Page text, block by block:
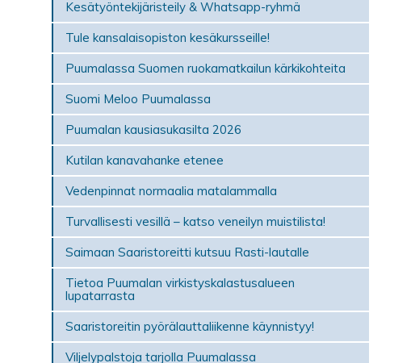
Kesätyöntekijäristeily & Whatsapp-ryhmä
Tule kansalaisopiston kesäkursseille!
Puumalassa Suomen ruokamatkailun kärkikohteita
Suomi Meloo Puumalassa
Puumalan kausiasukasilta 2026
Kutilan kanavahanke etenee
Vedenpinnat normaalia matalammalla
Turvallisesti vesillä – katso veneilyn muistilista!
Saimaan Saaristoreitti kutsuu Rasti-lautalle
Tietoa Puumalan virkistyskalastusalueen
lupatarrasta
Saaristoreitin pyörälauttaliikenne käynnistyy!
Viljelypalstoja tarjolla Puumalassa